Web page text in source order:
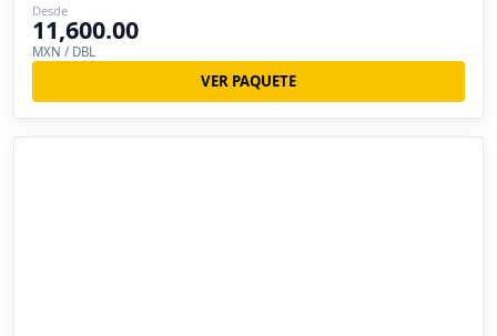
Desde
11,600.00
MXN / DBL
VER PAQUETE